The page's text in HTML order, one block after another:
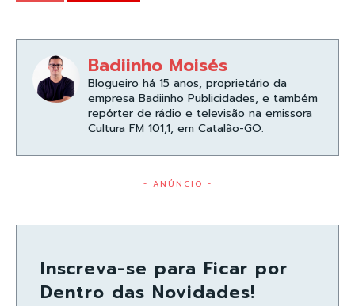
Badiinho Moisés
Blogueiro há 15 anos, proprietário da
empresa Badiinho Publicidades, e também
repórter de rádio e televisão na emissora
Cultura FM 101,1, em Catalão-GO.
- ANÚNCIO -
Inscreva-se para Ficar por
Dentro das Novidades!